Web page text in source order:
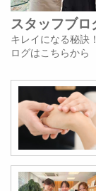
スタッフブロ
キレイになる秘訣
ログはこちらから